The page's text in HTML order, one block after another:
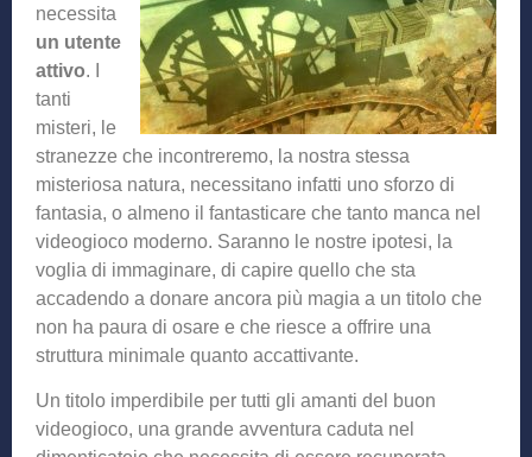
necessita
un utente
attivo. I
tanti
misteri, le
stranezze che incontreremo, la nostra stessa
misteriosa natura, necessitano infatti uno sforzo di
fantasia, o almeno il fantasticare che tanto manca nel
videogioco moderno. Saranno le nostre ipotesi, la
voglia di immaginare, di capire quello che sta
accadendo a donare ancora più magia a un titolo che
non ha paura di osare e che riesce a offrire una
struttura minimale quanto accattivante.
Un titolo imperdibile per tutti gli amanti del buon
videogioco, una grande avventura caduta nel